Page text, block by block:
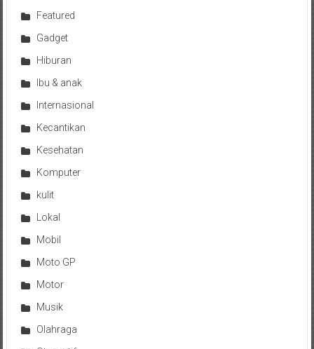
Featured
Gadget
Hiburan
Ibu & anak
Internasional
Kecantikan
Kesehatan
Komputer
kulit
Lokal
Mobil
Moto GP
Motor
Musik
Olahraga